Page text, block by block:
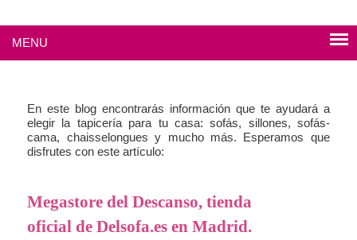
MENU
En este blog encontrarás información que te ayudará a
elegir la tapicería para tu casa: sofás, sillones, sofás-
cama, chaisselongues y mucho más. Esperamos que
disfrutes con este artículo:
Megastore del Descanso, tienda
oficial de Delsofa.es en Madrid.